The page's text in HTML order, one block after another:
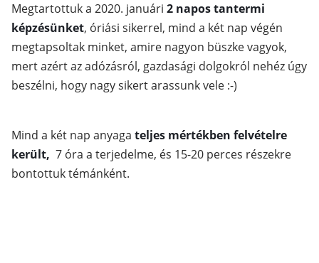
Megtartottuk a 2020. januári 2 napos tantermi
képzésünket, óriási sikerrel, mind a két nap végén
megtapsoltak minket, amire nagyon büszke vagyok,
mert azért az adózásról, gazdasági dolgokról nehéz úgy
beszélni, hogy nagy sikert arassunk vele :-)
Mind a két nap anyaga teljes mértékben felvételre
került, 7 óra a terjedelme, és 15-20 perces részekre
bontottuk témánként.